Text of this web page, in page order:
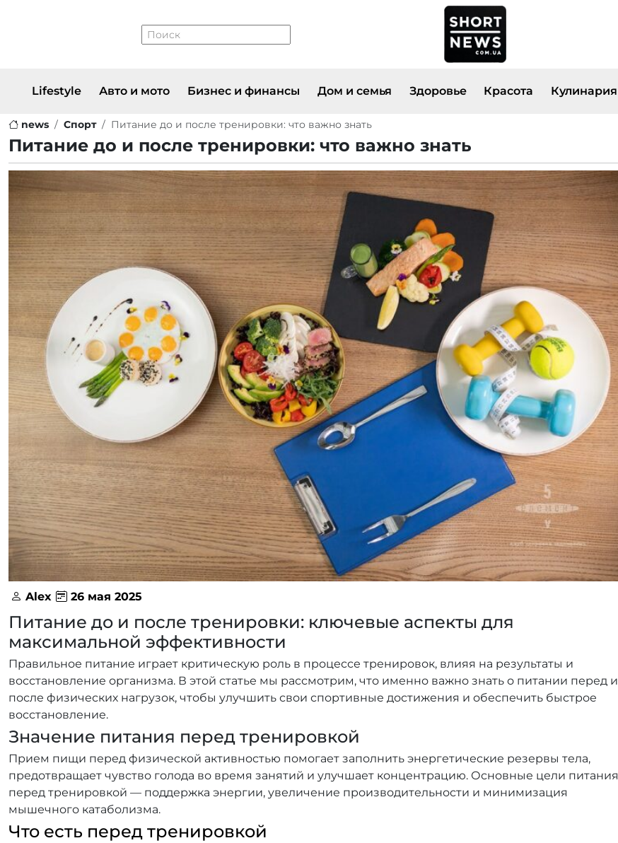
Lifestyle Авто и мото Бизнес и финансы Дом и семья Здоровье Красота Кулинария
news Спорт Питание до и после тренировки: что важно знать
Питание до и после тренировки: что важно знать
Alex 26 мая 2025
Питание до и после тренировки: ключевые аспекты для
максимальной эффективности
Правильное питание играет критическую роль в процессе тренировок, влияя на результаты и
восстановление организма. В этой статье мы рассмотрим, что именно важно знать о питании перед и
после физических нагрузок, чтобы улучшить свои спортивные достижения и обеспечить быстрое
восстановление.
Значение питания перед тренировкой
Прием пищи перед физической активностью помогает заполнить энергетические резервы тела,
предотвращает чувство голода во время занятий и улучшает концентрацию. Основные цели питания
перед тренировкой — поддержка энергии, увеличение производительности и минимизация
мышечного катаболизма.
Что есть перед тренировкой